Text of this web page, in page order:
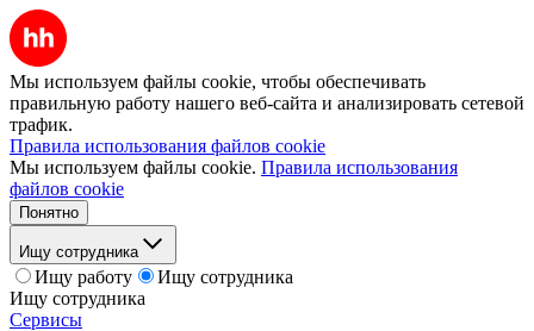
Мы используем файлы cookie, чтобы обеспечивать
правильную работу нашего веб-сайта и анализировать сетевой
трафик.
Правила использования файлов cookie
Мы используем файлы cookie. Правила использования
файлов cookie
Понятно
Ищу сотрудника
Ищу работу
Ищу сотрудника
Ищу сотрудника
Сервисы